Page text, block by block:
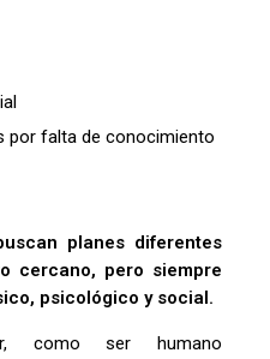
por falta de conocimiento
planes diferentes
cercano, pero siempre
psicológico y social.
como ser humano